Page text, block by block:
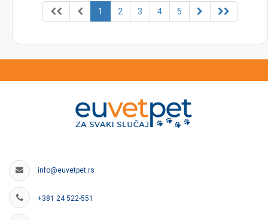
1 2 3 4 5
info@euvetpet.rs
+381 24 522-551